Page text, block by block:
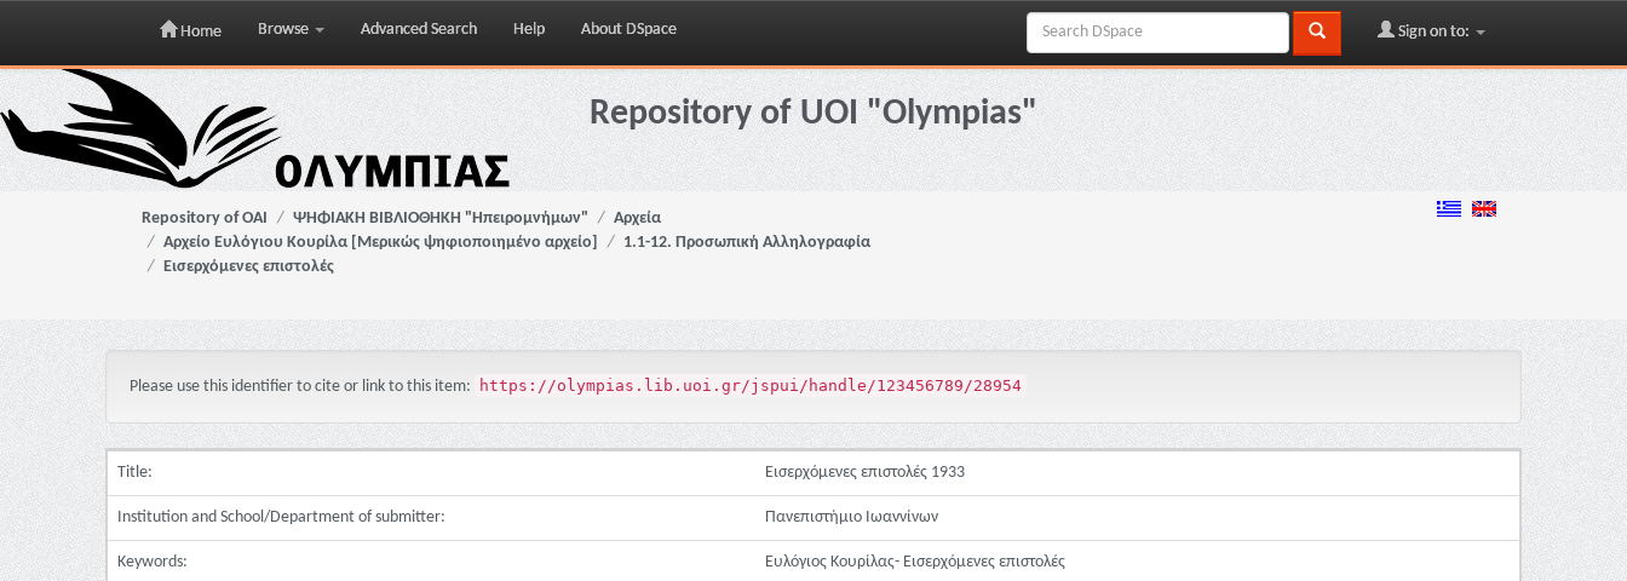
Skip
navigation
Home Browse Advanced Search Help About DSpace Sign on to:
Repository of UOI "Olympias"
Repository of OAI ΨΗΦΙΑΚΗ ΒΙΒΛΙΟΘΗΚΗ "Ηπειρομνήμων"
Αρχεία
Αρχείο Ευλόγιου Κουρίλα [Μερικώς ψηφιοποιημένο αρχείο]
1.1-12. Προσωπική Αλληλογραφία
Εισερχόμενες επιστολές
Please use this identifier to cite or link to this item: https://olympias.lib.uoi.gr/jspui/handle/123456789/28954
Title: Εισερχόμενες επιστολές 1933
Institution and School/Department of submitter: Πανεπιστήμιο Ιωαννίνων
Keywords: Ευλόγιος Κουρίλας- Εισερχόμενες επιστολές